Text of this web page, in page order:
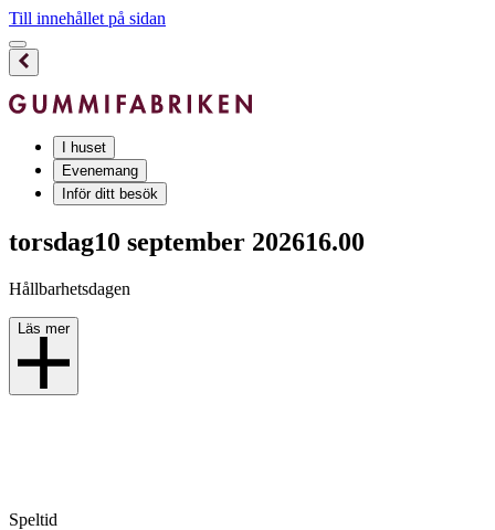
Till innehållet på sidan
I huset
Evenemang
Inför ditt besök
torsdag10 september 202616.00
Hållbarhetsdagen
Läs mer
Speltid